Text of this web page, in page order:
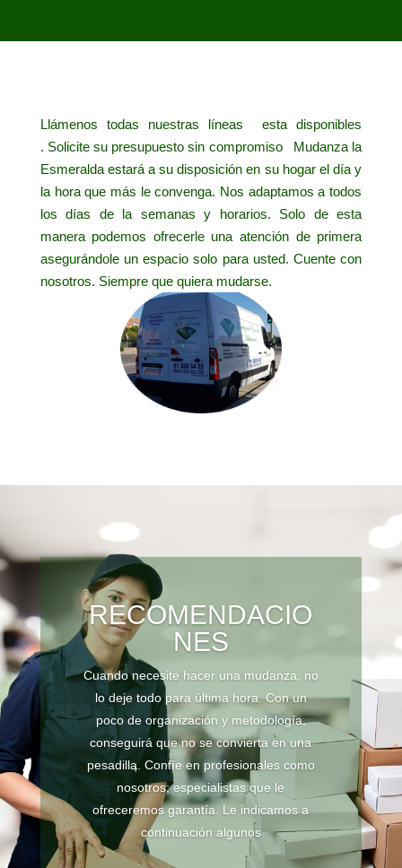
Llámenos todas nuestras líneas esta disponibles
. Solicite su presupuesto sin compromiso Mudanza la
Esmeralda estará a su disposición en su hogar el día y
la hora que más le convenga. Nos adaptamos a todos
los días de la semanas y horarios. Solo de esta
manera podemos ofrecerle una atención de primera
asegurándole un espacio solo para usted. Cuente con
nosotros. Siempre que quiera mudarse.
RECOMENDACIO
NES
Cuando necesite hacer una mudanza, no
lo deje todo para última hora. Con un
poco de organización y metodología,
conseguirá que no se convierta en una
pesadilla. Confíe en profesionales como
nosotros; especialistas que le
ofreceremos garantía. Le indicamos a
continuación algunos